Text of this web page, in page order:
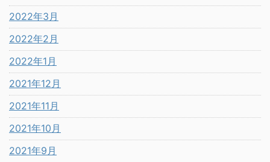
2022年3月
2022年2月
2022年1月
2021年12月
2021年11月
2021年10月
2021年9月